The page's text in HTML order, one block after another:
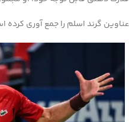
عناوین گرند اسلم را جمع‌ آوری کرده